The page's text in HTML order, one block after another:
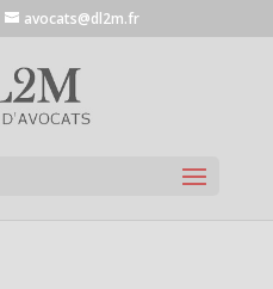
avocats@dl2m.fr